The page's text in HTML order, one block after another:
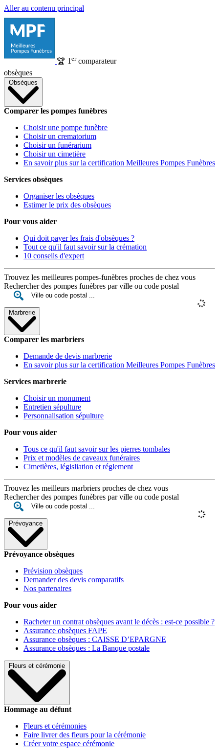
Aller au contenu principal
🏆 1 ercomparateur
obsèques
Obsèques
Comparer les pompes funèbres
Choisir une pompe funèbre
Choisir un crematorium
Choisir un funérarium
Choisir un cimetière
En savoir plus sur la certification Meilleures Pompes Funèbres
Services obsèques
Organiser les obsèques
Estimer le prix des obsèques
Pour vous aider
Qui doit payer les frais d'obsèques ?
Tout ce qu'il faut savoir sur la crémation
10 conseils d'expert
Trouvez les meilleures pompes-funèbres proches de chez vous
Rechercher des pompes funèbres par ville ou code postal
Marbrerie
Comparer les marbriers
Demande de devis marbrerie
En savoir plus sur la certification Meilleures Pompes Funèbres
Services marbrerie
Choisir un monument
Entretien sépulture
Personnalisation sépulture
Pour vous aider
Tous ce qu'il faut savoir sur les pierres tombales
Prix et modèles de caveaux funéraires
Cimetières, législiation et réglement
Trouvez les meilleurs marbriers proches de chez vous
Rechercher des pompes funèbres par ville ou code postal
Prévoyance
Prévoyance obsèques
Prévision obsèques
Demander des devis comparatifs
Nos partenaires
Pour vous aider
Racheter un contrat obsèques avant le décès : est-ce possible ?
Assurance obsèques FAPE
Assurance obsèques : CAISSE D’EPARGNE
Assurance obsèques : La Banque postale
Fleurs et cérémonie
Hommage au défunt
Fleurs et cérémonies
Faire livrer des fleurs pour la cérémonie
Créer votre espace cérémonie